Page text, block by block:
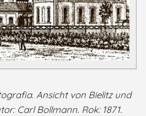
Ansicht von Bielitz und
Carl Bollmann. Rok: 1871.